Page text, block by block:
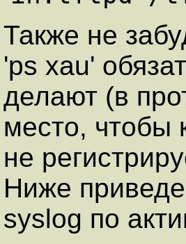
Также не
'ps xau'
делают (в
место, чтобы
не
Ниже
syslog по